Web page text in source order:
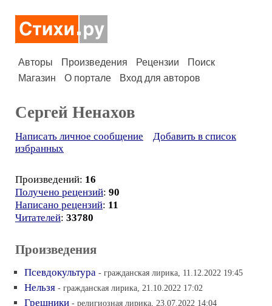
Авторы Произведения Рецензии
Поиск
Магазин
О портале Вход для авторов
Сергей Ненахов
Написать личное сообщение
Добавить в список
избранных
Произведений: 16
Получено рецензий: 90
Написано рецензий: 11
Читателей: 33780
Произведения
Псевдокультура - гражданская лирика, 11.12.2022 19:45
Нельзя - гражданская лирика, 21.10.2022 17:02
Грешники - религиозная лирика, 23.07.2022 14:04